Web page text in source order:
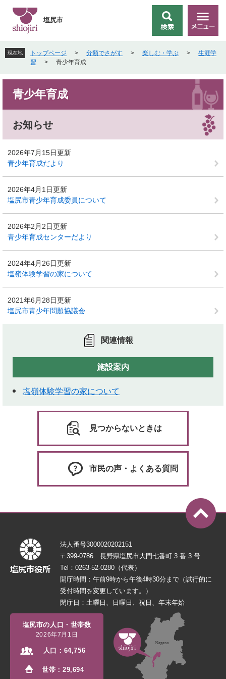
先
頭
す
を
飛
し
文
索
メ
ニ
塩尻市
現在地 トップページ > 分類でさがす > 楽しむ・学ぶ >
生涯学
習
> 青少年育成
青少年育成
お知らせ
2026年7月15日更新
青少年育成だより
2026年4月1日更新
塩尻市青少年育成委員について
2026年2月2日更新
青少年育成センターだより
2024年4月26日更新
塩嶺体験学習の家について
2021年6月28日更新
塩尻市青少年問題協議会
関連情報
施設案内
塩嶺体験学習の家について
見つからないときは
市民の声・よくある質問
法人番号3000020202151
〒399-0786 長野県塩尻市大門七番町 3 番 3 号
Tel：0263-52-0280（代表）
開庁時間：午前9時から午後4時30分まで（試行的に
受付時間を変更しています。）
閉庁日：土曜日、日曜日、祝日、年末年始
塩尻市の人口・世帯数
2026年7月1日
人口： 64,756
世帯：29,694